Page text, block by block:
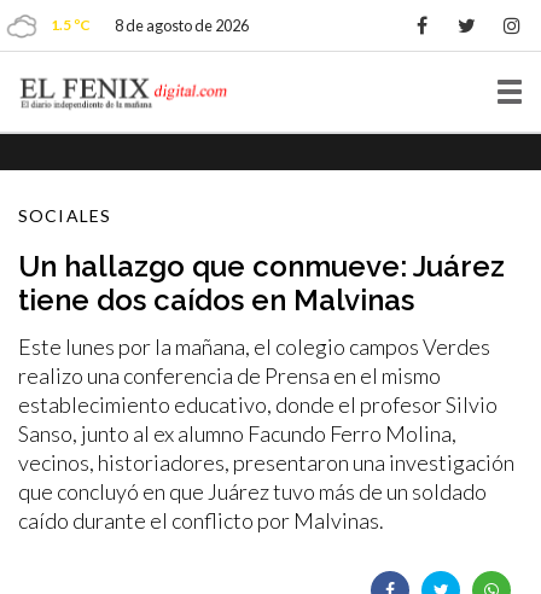
1.5 ºC 8 de agosto de 2026
SOCIALES
Un hallazgo que conmueve: Juárez
tiene dos caídos en Malvinas
Este lunes por la mañana, el colegio campos Verdes
realizo una conferencia de Prensa en el mismo
establecimiento educativo, donde el profesor Silvio
Sanso, junto al ex alumno Facundo Ferro Molina,
vecinos, historiadores, presentaron una investigación
que concluyó en que Juárez tuvo más de un soldado
caído durante el conflicto por Malvinas.